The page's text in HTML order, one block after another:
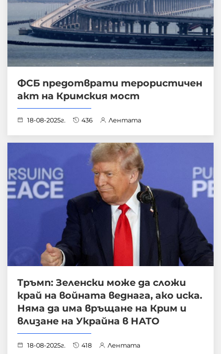
ФСБ предотврати терористичен
акт на Кримския мост
18-08-2025г. 436 Лентата
Тръмп: Зеленски може да сложи
край на войната веднага, ако иска.
Няма да има връщане на Крим и
влизане на Украйна в НАТО
18-08-2025г. 418 Лентата